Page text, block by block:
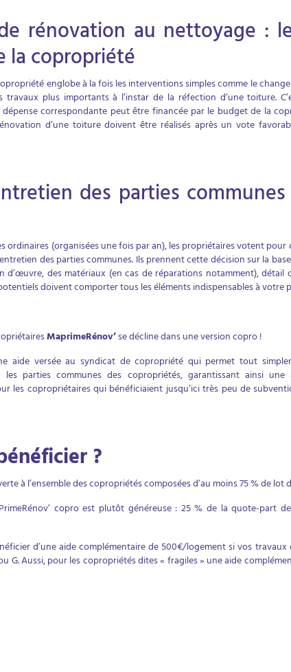
rénovation au nettoyage :
la copropriété
englobe à la fois les interventions simples comme le
plus importants à l’instar de la réfection d’une toiture.
correspondante peut être financée par le budget de la
d’une toiture doivent être réalisés après un vote
des parties
ordinaires (organisées une fois par an), les propriétaires votent
des parties communes. Ils prennent cette décision sur la
d’œuvre, des matériaux (en cas de réparations notamment), détail
doivent comporter tous les éléments indispensables à votre
MaprimeRénov’se décline dans une version copro !
aide versée au syndicat de copropriété qui permet tout
parties communes des copropriétés, garantissant ainsi
les copropriétaires qui bénéficiaient jusqu’ici très peu de
?
à l’ensemble des copropriétés composées d’au moins 75 % de
copro est plutôt généreuse : 25 % de la quote-part
d’une aide complémentaire de 500€/logement si vos
G. Aussi, pour les copropriétés dites « fragiles » une aide